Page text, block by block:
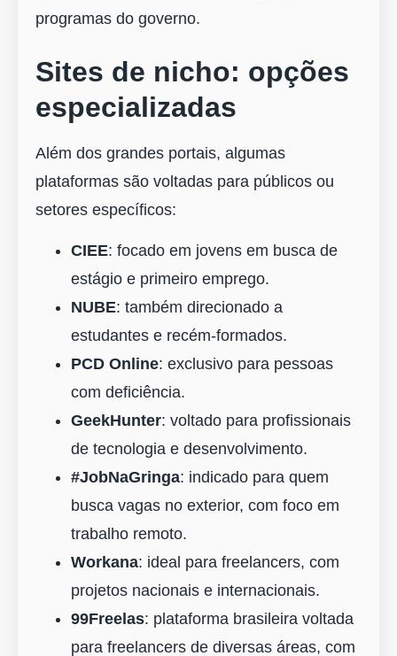
programas do governo.
Sites de nicho: opções
especializadas
Além dos grandes portais, algumas
plataformas são voltadas para públicos ou
setores específicos:
CIEE: focado em jovens em busca de
estágio e primeiro emprego.
NUBE: também direcionado a
estudantes e recém-formados.
PCD Online: exclusivo para pessoas
com deficiência.
GeekHunter: voltado para profissionais
de tecnologia e desenvolvimento.
#JobNaGringa: indicado para quem
busca vagas no exterior, com foco em
trabalho remoto.
Workana: ideal para freelancers, com
projetos nacionais e internacionais.
99Freelas: plataforma brasileira voltada
para freelancers de diversas áreas, com